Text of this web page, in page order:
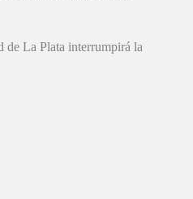
de La Plata interrumpirá la